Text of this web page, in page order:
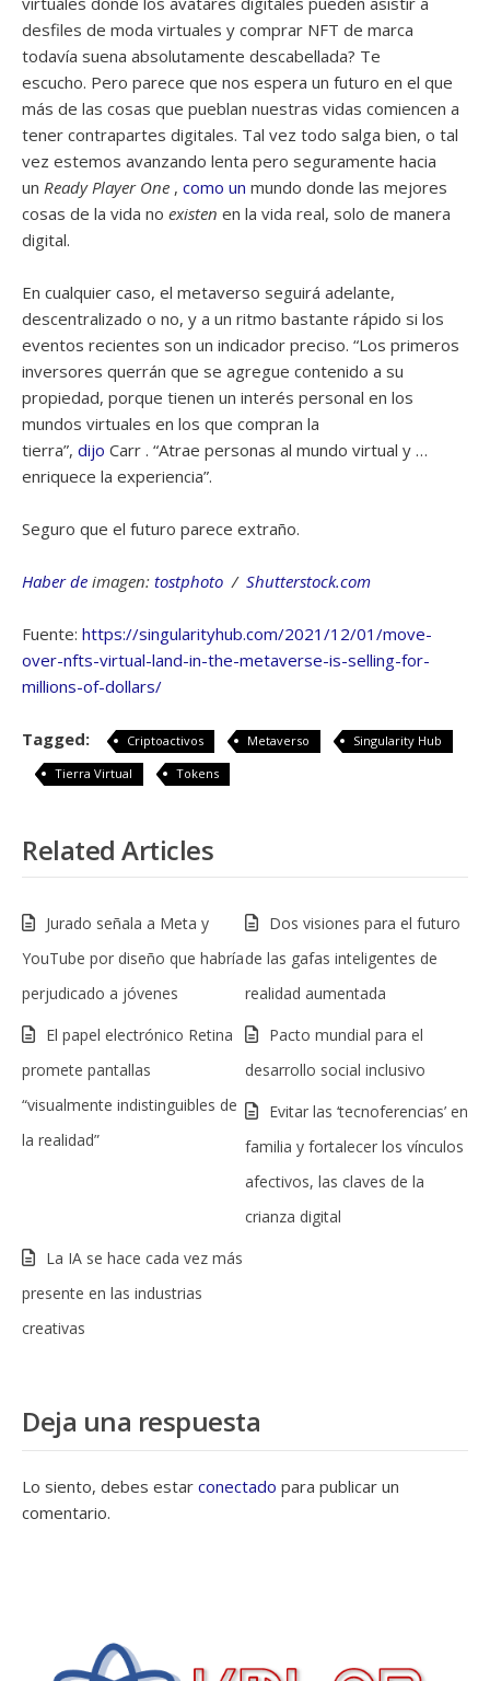
desfiles de moda virtuales y comprar NFT de marca
todavía suena absolutamente descabellada? Te
escucho. Pero parece que nos espera un futuro en el que
más de las cosas que pueblan nuestras vidas comiencen a
tener contrapartes digitales. Tal vez todo salga bien, o tal
vez estemos avanzando lenta pero seguramente hacia
un Ready Player One , como un mundo donde las mejores
cosas de la vida no existen en la vida real, solo de manera
digital.
En cualquier caso, el metaverso seguirá adelante,
descentralizado o no, y a un ritmo bastante rápido si los
eventos recientes son un indicador preciso. “Los primeros
inversores querrán que se agregue contenido a su
propiedad, porque tienen un interés personal en los
mundos virtuales en los que compran la
tierra”, dijo Carr . “Atrae personas al mundo virtual y …
enriquece la experiencia”.
Seguro que el futuro parece extraño.
Haber de imagen: tostphoto / Shutterstock.com
Fuente: https://singularityhub.com/2021/12/01/move-
over-nfts-virtual-land-in-the-metaverse-is-selling-for-
millions-of-dollars/
Tagged: Criptoactivos Metaverso
Singularity Hub
Tierra Virtual
Tokens
Related Articles
Jurado señala a Meta y
YouTube por diseño que habría
perjudicado a jóvenes
Dos visiones para el futuro
de las gafas inteligentes de
realidad aumentada
El papel electrónico Retina
promete pantallas
“visualmente indistinguibles de
la realidad”
Pacto mundial para el
desarrollo social inclusivo
Evitar las ‘tecnoferencias’ en
familia y fortalecer los vínculos
afectivos, las claves de la
crianza digital
La IA se hace cada vez más
presente en las industrias
creativas
Deja una respuesta
Lo siento, debes estar conectado para publicar un
comentario.